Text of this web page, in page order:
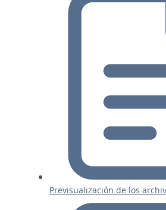
Previsualización de los